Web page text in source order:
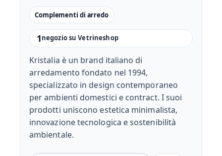
1negozio su Vetrineshop
Complementi di arredo
Kristalia è un brand italiano di
arredamento fondato nel 1994,
specializzato in design contemporaneo
per ambienti domestici e contract. I suoi
prodotti uniscono estetica minimalista,
innovazione tecnologica e sostenibilità
ambientale.